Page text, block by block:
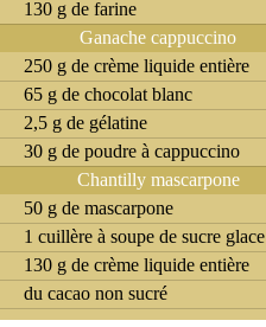
130 g de farine
Ganache cappuccino
250 g de crème liquide entière
65 g de chocolat blanc
2,5 g de gélatine
30 g de poudre à cappuccino
Chantilly mascarpone
50 g de mascarpone
1 cuillère à soupe de sucre glace
130 g de crème liquide entière
du cacao non sucré